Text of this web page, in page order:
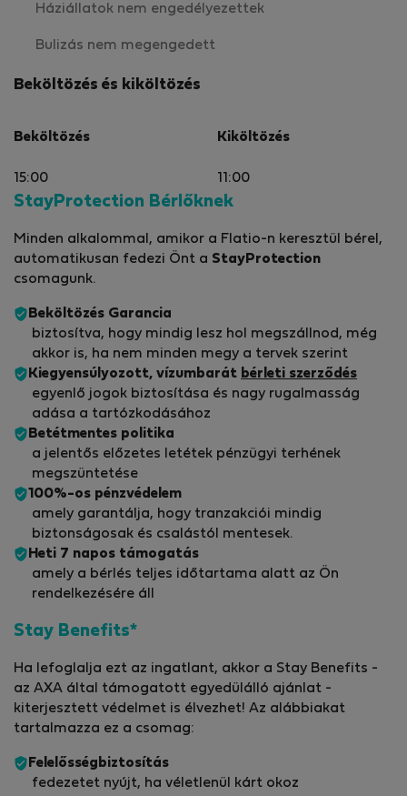
Háziállatok nem engedélyezettek
Bulizás nem megengedett
Beköltözés és kiköltözés
Beköltözés
15:00
Kiköltözés
11:00
StayProtection Bérlőknek
Minden alkalommal, amikor a Flatio-n keresztül bérel,
automatikusan fedezi Önt a StayProtection
csomagunk.
Beköltözés Garancia
biztosítva, hogy mindig lesz hol megszállnod, még
akkor is, ha nem minden megy a tervek szerint
Kiegyensúlyozott, vízumbarát bérleti szerződés
egyenlő jogok biztosítása és nagy rugalmasság
adása a tartózkodásához
Betétmentes politika
a jelentős előzetes letétek pénzügyi terhének
megszüntetése
100%-os pénzvédelem
amely garantálja, hogy tranzakciói mindig
biztonságosak és csalástól mentesek.
Heti 7 napos támogatás
amely a bérlés teljes időtartama alatt az Ön
rendelkezésére áll
Stay Benefits*
Ha lefoglalja ezt az ingatlant, akkor a Stay Benefits -
az AXA által támogatott egyedülálló ajánlat -
kiterjesztett védelmet is élvezhet! Az alábbiakat
tartalmazza ez a csomag:
Felelősségbiztosítás
fedezetet nyújt, ha véletlenül kárt okoz